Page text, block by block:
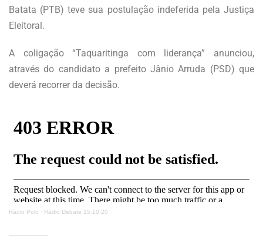
Batata (PTB) teve sua postulação indeferida pela Justiça
Eleitoral.
A coligação “Taquaritinga com liderança” anunciou,
através do candidato a prefeito Jânio Arruda (PSD) que
deverá recorrer da decisão.
Rádio Polo · Rádio Debate 15.10.20